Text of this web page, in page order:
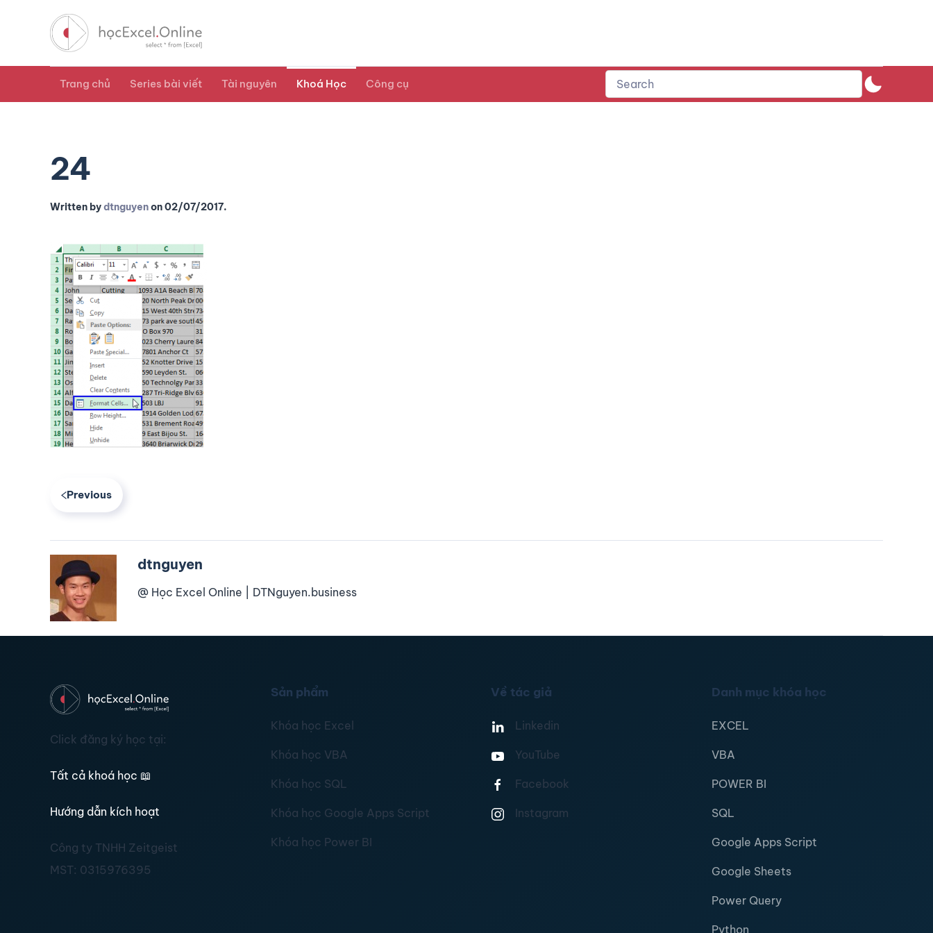
Trang chủ Series bài viết Tài nguyên Khoá Học Công cụ
24
Written bydtnguyenon02/07/2017.
Previous
dtnguyen
@ Học Excel Online | DTNguyen.business
Click đăng ký học tại:
Tất cả khoá học 📖
Hướng dẫn kích hoạt
Công ty TNHH Zeitgeist
MST: 0315976395
Sản phẩm
Khóa học Excel
Khóa học VBA
Khóa học SQL
Khóa học Google Apps Script
Khóa học Power BI
Về tác giả
Linkedin
YouTube
Facebook
Instagram
Danh mục khóa học
EXCEL
VBA
POWER BI
SQL
Google Apps Script
Google Sheets
Power Query
Python